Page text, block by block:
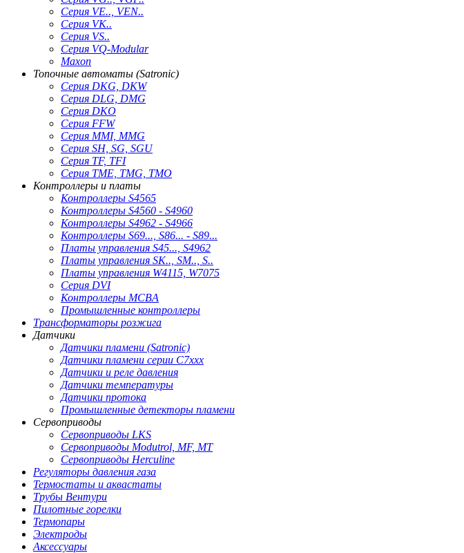
Серия VE.., VEN..
Серия VK..
Серия VS..
Серия VQ-Modular
Maxon
Топочные автоматы (Satronic)
Серия DKG, DKW
Серия DLG, DMG
Серия DKO
Серия FFW
Серия MMI, MMG
Серия SH, SG, SGU
Серия TF, TFI
Серия TME, TMG, TMO
Контроллеры и платы
Контроллеры S4565
Контроллеры S4560 - S4960
Контроллеры S4962 - S4966
Контроллеры S69..., S86... - S89...
Платы управления S45..., S4962
Платы управления SK.., SM.., S..
Платы управления W4115, W7075
Серия DVI
Контроллеры MCBA
Промышленные контроллеры
Трансформаторы розжига
Датчики
Датчики пламени (Satronic)
Датчики пламени серии C7xxx
Датчики и реле давления
Датчики температуры
Датчики протока
Промышленные детекторы пламени
Сервоприводы
Сервоприводы LKS
Сервоприводы Modutrol, MF, MT
Сервоприводы Herculine
Регуляторы давления газа
Термостаты и аквастаты
Трубы Вентури
Пилотные горелки
Термопары
Электроды
Аксессуары